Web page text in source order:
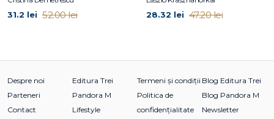
31.2 lei 52.00 lei 28.32 lei 47.20 lei
Despre noi
Parteneri
Contact
Editura Trei
Pandora M
Lifestyle
Termeni și condiții
Politica de
confidențialitate
Blog Editura Trei
Blog Pandora M
Newsletter